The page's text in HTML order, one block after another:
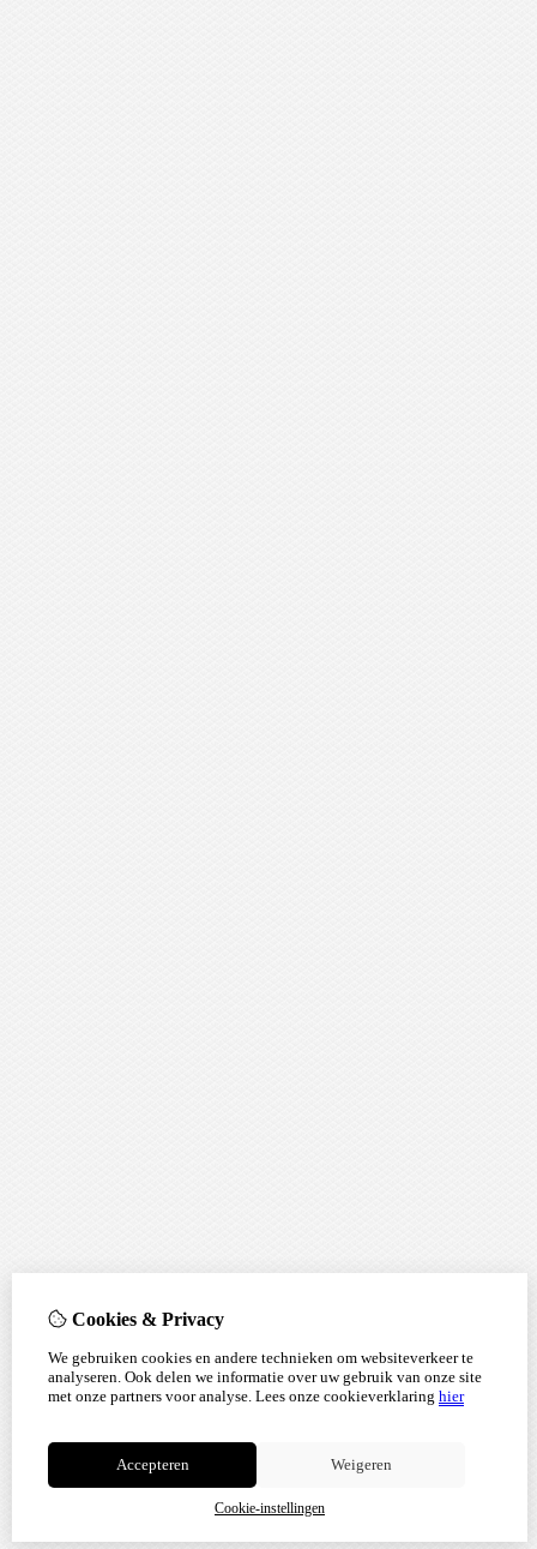
Cookies & Privacy
We gebruiken cookies en andere technieken om websiteverkeer te
analyseren. Ook delen we informatie over uw gebruik van onze site
met onze partners voor analyse. Lees onze cookieverklaring hier
Accepteren Weigeren
Cookie-instellingen